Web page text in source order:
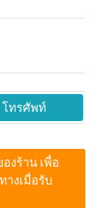
โทรศัพท์
งร้าน เพื่อ
างเมื่อรับ